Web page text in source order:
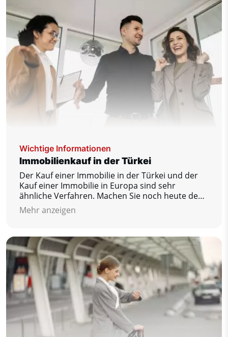
Wichtige Informationen
Immobilienkauf in der Türkei
Der Kauf einer Immobilie in der Türkei und der
Kauf einer Immobilie in Europa sind sehr
ähnliche Verfahren. Machen Sie noch heute den
ersten Schritt zu Ihrem Traumhaus!
Mehr anzeigen